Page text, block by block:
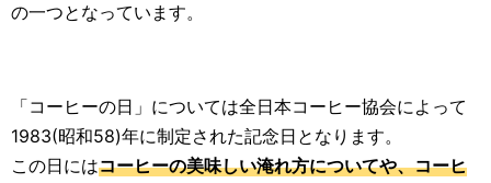
の一つとなっています。
「コーヒーの日」については全日本コーヒー協会によって
1983(昭和58)年に制定された記念日となります。
この日にはコーヒーの美味しい淹れ方についてや、コーヒ